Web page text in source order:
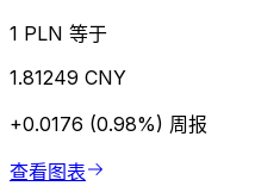
1 PLN 等于
1.81249 CNY
+0.0176 (0.98%) 周报
查看图表